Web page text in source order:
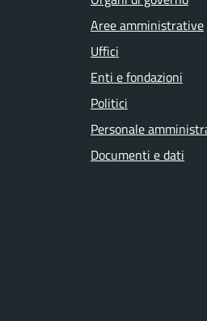
Aree amministrative
Uffici
Enti e fondazioni
Politici
Personale
Documenti e dati